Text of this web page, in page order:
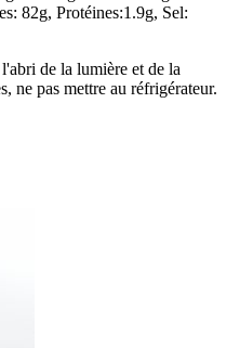
82g, Protéines:1.9g, Sel:
de la lumière et de la
ne pas mettre au réfrigérateur.